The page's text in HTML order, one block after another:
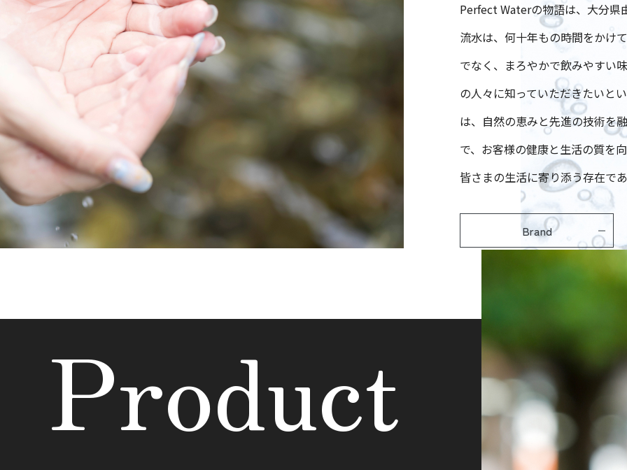
Perfect Waterの物語は、大分県
流水は、何十年もの時間をかけ
でなく、まろやかで飲みやすい
の人々に知っていただきたいと
は、自然の恵みと先進の技術を
で、お客様の健康と生活の質を
皆さまの生活に寄り添う存在で
Brand
Product